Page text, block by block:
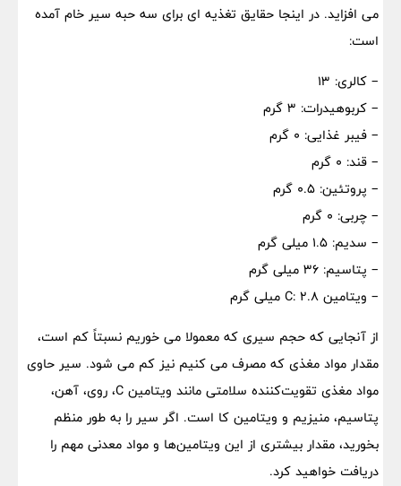
می افزاید. در اینجا حقایق تغذیه ای برای سه حبه سیر خام آمده
است:
– کالری: ۱۳
– کربوهیدرات: ۳ گرم
– فیبر غذایی: ۰ گرم
– قند: ۰ گرم
– پروتئین: ۰.۵ گرم
– چربی: ۰ گرم
– سدیم: ۱.۵ میلی گرم
– پتاسیم: ۳۶ میلی گرم
– ویتامین C: 2.8 میلی گرم
از آنجایی که حجم سیری که معمولا می خوریم نسبتاً کم است،
مقدار مواد مغذی که مصرف می کنیم نیز کم می شود. سیر حاوی
مواد مغذی تقویت‌کننده سلامتی مانند ویتامین C، روی، آهن،
پتاسیم، منیزیم و ویتامین کا است. اگر سیر را به طور منظم
بخورید، مقدار بیشتری از این ویتامین‌ها و مواد معدنی مهم را
دریافت خواهید کرد.